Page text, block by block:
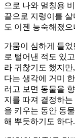
으로 나와 멀칭용
끝으로 지렁이를
도 이젠 능숙해졌으
가뭄이 심하게 들
로 털어낸 적도 있
라 귀찮기도 했지
다는 생각에 거미
러고 보면 동물을
지를 따져 결정하
을 키우는 동안 동
해 뿌듯하기도 하다.